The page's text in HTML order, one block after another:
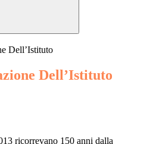
Dell’Istituto
Dell’Istituto
ricorrevano 150 anni dalla